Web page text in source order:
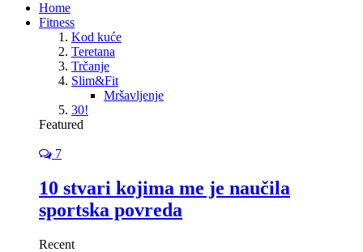
Home
Fitness
Kod kuće
Teretana
Trčanje
Slim&Fit
Mršavljenje
30!
Featured
7
10 stvari kojima me je naučila
sportska povreda
Recent